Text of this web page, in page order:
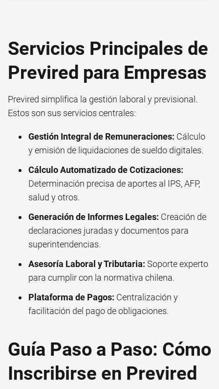
Servicios Principales de
Previred para Empresas
Previred simplifica la gestión laboral y previsional.
Estos son sus servicios centrales:
Gestión Integral de Remuneraciones: Cálculo
y emisión de liquidaciones de sueldo digitales.
Cálculo Automatizado de Cotizaciones:
Determinación precisa de aportes al IPS, AFP,
salud y otros.
Generación de Informes Legales: Creación de
declaraciones juradas y documentos para
superintendencias.
Asesoría Laboral y Tributaria: Soporte experto
para cumplir con la normativa chilena.
Plataforma de Pagos: Centralización y
facilitación del pago de obligaciones.
Guía Paso a Paso: Cómo
Inscribirse en Previred